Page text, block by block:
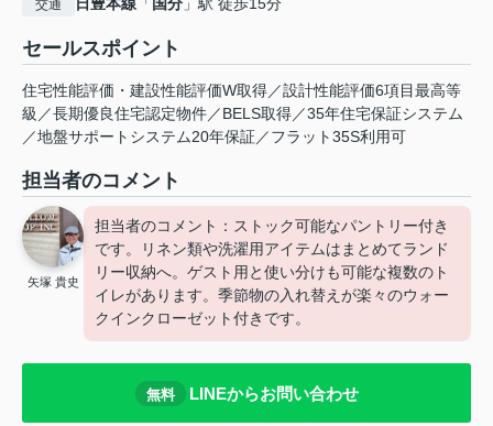
交通 日豊本線 「 国分 」駅 徒歩15分
セールスポイント
住宅性能評価・建設性能評価W取得／設計性能評価6項目最高等
級／長期優良住宅認定物件／BELS取得／35年住宅保証システム
／地盤サポートシステム20年保証／フラット35S利用可
担当者のコメント
矢塚 貴史
担当者のコメント：ストック可能なパントリー付き
です。リネン類や洗濯用アイテムはまとめてランド
リー収納へ。ゲスト用と使い分けも可能な複数のト
イレがあります。季節物の入れ替えが楽々のウォー
クインクローゼット付きです。
無料 LINEからお問い合わせ